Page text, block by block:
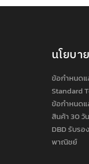
นโยบา
ข้อกำหนดแ
Standard
ข้อกำหนดแ
สินค้า 30 วัน
DBD รับรอ
พาณิชย์